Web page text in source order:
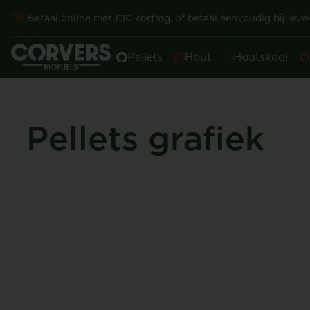
Betaal online met €10 korting, of betaal eenvoudig bij
Pellets Hout Houtskool
Pellets grafiek